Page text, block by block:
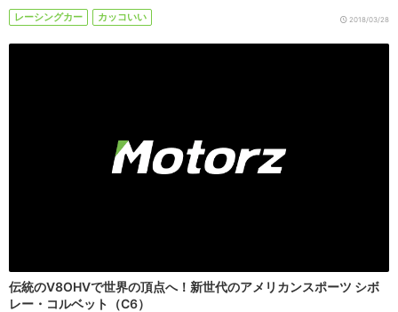
レーシングカー カッコいい 2018/03/28
伝統のV8OHVで世界の頂点へ！新世代のアメリカンスポーツ シボ
レー・コルベット（C6）